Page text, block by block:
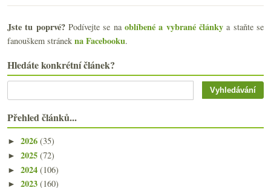
Jste tu poprvé?Podívejte se naoblíbené a vybrané články a staňte se
fanouškem stránek na Facebooku.
Hledáte konkrétní článek?
Přehled článků...
► 2026 (35)
► 2025 (72)
► 2024 (106)
► 2023 (160)